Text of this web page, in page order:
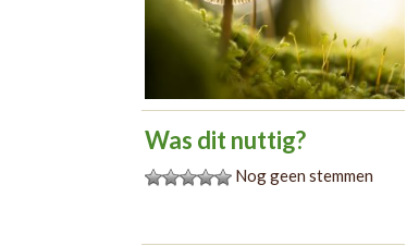
Was dit nuttig?
Nog geen stemmen